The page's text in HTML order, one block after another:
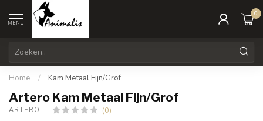
MENU
0
Home / Kam Metaal Fijn/Grof
Artero Kam Metaal Fijn/Grof
ARTERO (0)